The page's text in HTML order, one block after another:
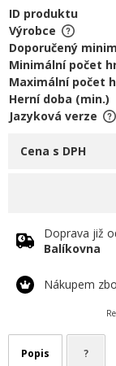
ID produktu
Výrobce
Doporučený
Minimální počet
Maximální počet
Herní doba (min.)
Jazyková verze
Cena s DPH
Doprava již
Balíkovna
Nákupem
Popis ?